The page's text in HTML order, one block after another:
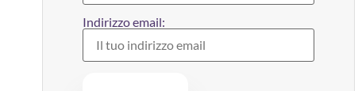
Indirizzo email: